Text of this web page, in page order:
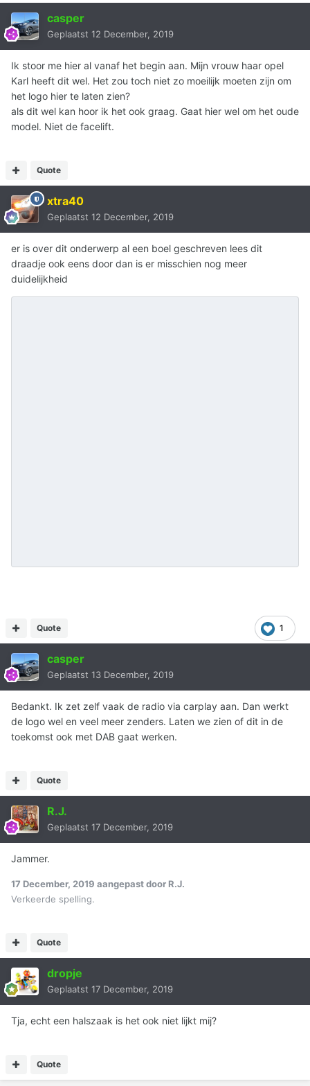
casper
Geplaatst 12 December, 2019
Ik stoor me hier al vanaf het begin aan. Mijn vrouw haar opel
Karl heeft dit wel. Het zou toch niet zo moeilijk moeten zijn om
het logo hier te laten zien?
als dit wel kan hoor ik het ook graag. Gaat hier wel om het oude
model. Niet de facelift.
Quote
xtra40
Geplaatst 12 December, 2019
er is over dit onderwerp al een boel geschreven lees dit
draadje ook eens door dan is er misschien nog meer
duidelijkheid
1
Quote
casper
Geplaatst 13 December, 2019
Bedankt. Ik zet zelf vaak de radio via carplay aan. Dan werkt
de logo wel en veel meer zenders. Laten we zien of dit in de
toekomst ook met DAB gaat werken.
Quote
R.J.
Geplaatst 17 December, 2019
Jammer.
17 December, 2019 aangepast door R.J.
Verkeerde spelling.
Quote
dropje
Geplaatst 17 December, 2019
Tja, echt een halszaak is het ook niet lijkt mij?
Quote